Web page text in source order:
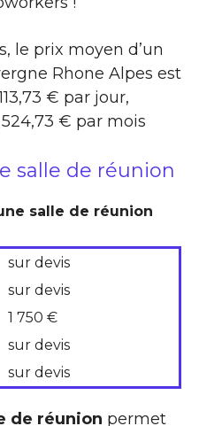
le prix moyen d’un
Rhone Alpes est
€ par jour,
€ par mois
salle de réunion
salle de réunion
sur devis
sur devis
1 750 €
sur devis
sur devis
de réunion permet